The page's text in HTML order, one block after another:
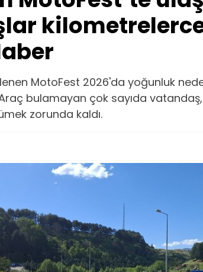
MotoFest 2026'da yoğunluk
Araç bulamayan çok sayıda
zorunda kaldı.